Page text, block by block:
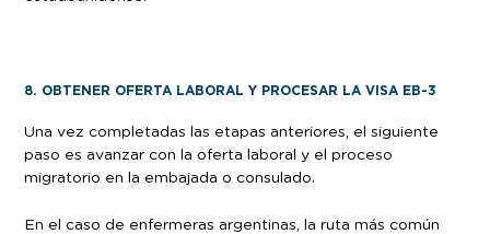
8. OBTENER OFERTA LABORAL Y PROCESAR LA VISA EB-3
Una vez completadas las etapas anteriores, el siguiente
paso es avanzar con la oferta laboral y el proceso
migratorio en la embajada o consulado.
En el caso de enfermeras argentinas, la ruta más común